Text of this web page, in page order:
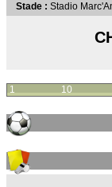
Stade : Stadio
1 10